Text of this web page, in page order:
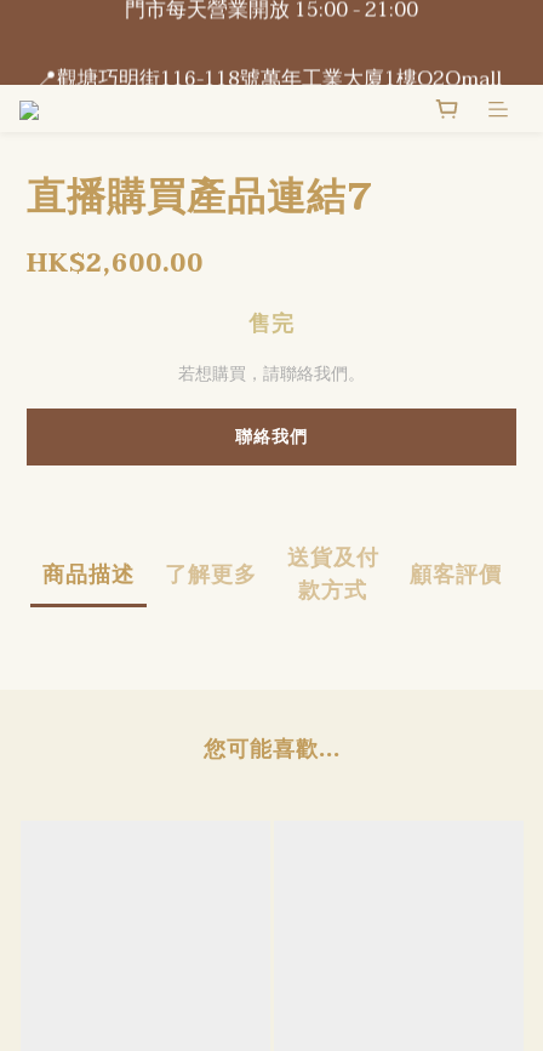
📍觀塘巧明街116-118號萬年工業大廈1樓O2Omall
📍觀塘巧明街116-118號萬年工業大廈1樓O2Omall
B1-B2號
直播購買產品連結7
HK$2,600.00
售完
若想購買，請聯絡我們。
聯絡我們
商品描述 了解更多
送貨及付
款方式
顧客評價
您可能喜歡...